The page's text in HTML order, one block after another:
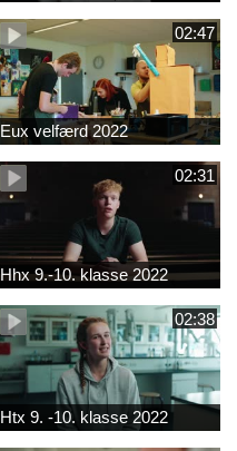
02:47
Eux velfærd 2022
02:31
Hhx 9.-10. klasse 2022
02:38
Htx 9. -10. klasse 2022